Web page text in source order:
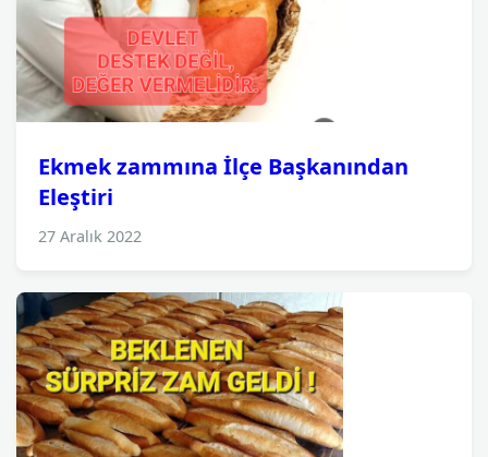
Ekmek zammına İlçe Başkanından
Eleştiri
27 Aralık 2022